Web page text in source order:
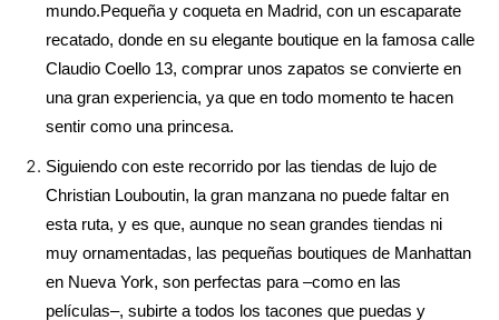
mundo.Pequeña y coqueta en Madrid, con un escaparate
recatado, donde en su elegante boutique en la famosa calle
Claudio Coello 13, comprar unos zapatos se convierte en
una gran experiencia, ya que en todo momento te hacen
sentir como una princesa.
Siguiendo con este recorrido por las tiendas de lujo de
Christian Louboutin, la gran manzana no puede faltar en
esta ruta, y es que, aunque no sean grandes tiendas ni
muy ornamentadas, las pequeñas boutiques de Manhattan
en Nueva York, son perfectas para –como en las
películas–, subirte a todos los tacones que puedas y